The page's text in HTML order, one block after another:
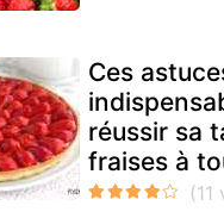
Ces
réussir sa
fraises à